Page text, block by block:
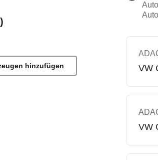
hinzufügen VW
VW